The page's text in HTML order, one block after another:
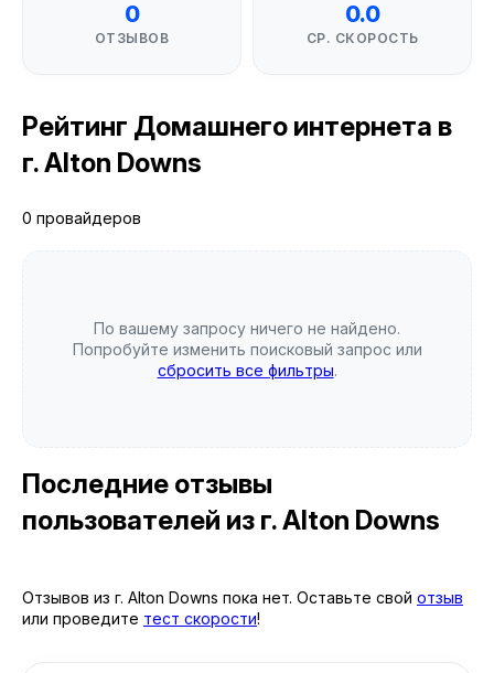
0
ОТЗЫВОВ
0.0
СР. СКОРОСТЬ
Рейтинг Домашнего интернета в
г. Alton Downs
0 провайдеров
По вашему запросу ничего не найдено.
Попробуйте изменить поисковый запрос или
сбросить все фильтры.
Последние отзывы
пользователей из г. Alton Downs
Отзывов из г. Alton Downs пока нет. Оставьте свой отзыв
или проведите тест скорости!